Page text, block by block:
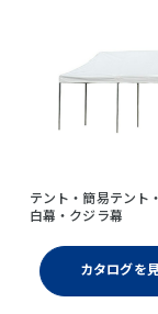
テント・簡易テント
白幕・クジラ幕
カタログを